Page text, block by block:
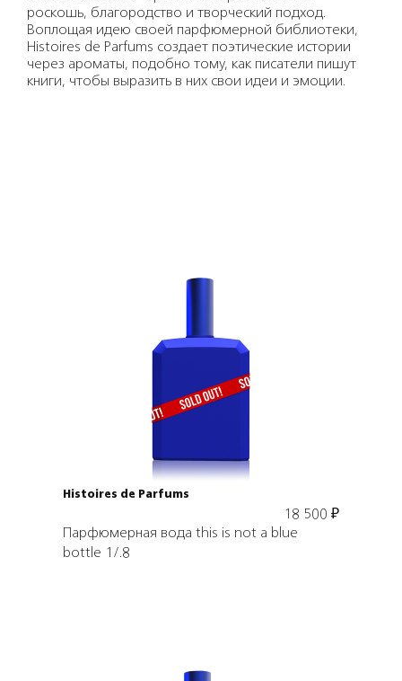
роскошь, благородство и творческий подход.
Воплощая идею своей парфюмерной библиотеки,
Histoires de Parfums создает поэтические истории
через ароматы, подобно тому, как писатели пишут
книги, чтобы выразить в них свои идеи и эмоции.
Подробнее
В корзину
Histoires de Parfums
18 500 ₽
Парфюмерная вода this is not a blue
bottle 1/.8